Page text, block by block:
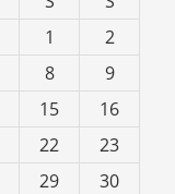
1
2
8
9
15
16
22
23
29
30